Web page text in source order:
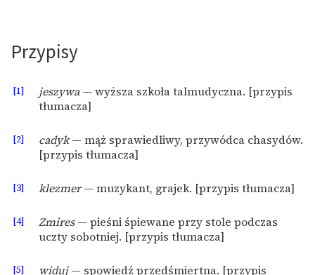
Przypisy
[1] jeszywa— wyższa szkoła talmudyczna. [przypis
tłumacza]
[2] cadyk— mąż sprawiedliwy, przywódca chasydów.
[przypis tłumacza]
[3] klezmer— muzykant, grajek. [przypis tłumacza]
[4] Zmires— pieśni śpiewane przy stole podczas
uczty sobotniej. [przypis tłumacza]
[5] widuj— spowiedź przedśmiertna. [przypis